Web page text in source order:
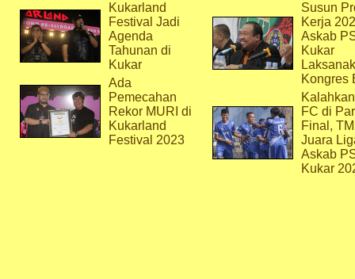
Kukarland
Festival Jadi
Agenda
Tahunan di
Kukar
Ada
Pemecahan
Rekor MURI di
Kukarland
Festival 2023
Susun
Kerja
Askab
Kukar
Kongres
FC di
Final,
Juara
Askab
Kukar